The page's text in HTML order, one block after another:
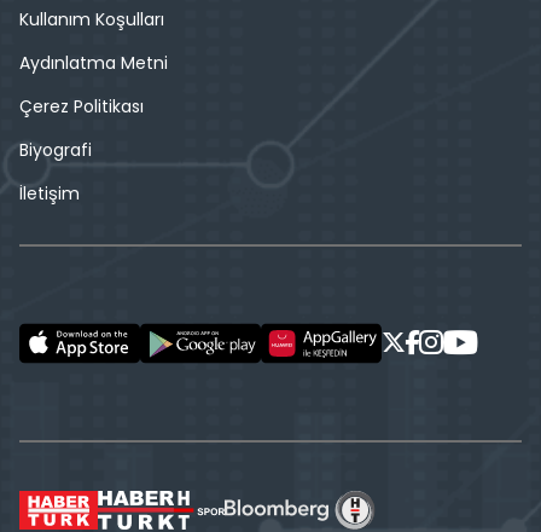
Kullanım Koşulları
Aydınlatma Metni
Çerez Politikası
Biyografi
İletişim